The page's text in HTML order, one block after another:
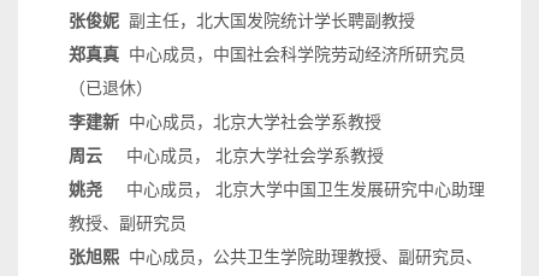
张俊妮 副主任，北大国发院统计学长聘副教授
郑真真 中心成员，中国社会科学院劳动经济所研究员
（已退休）
李建新 中心成员，北京大学社会学系教授
周云 中心成员， 北京大学社会学系教授
姚尧
中心成员， 北京大学中国卫生发展研究中心助理
教授、副研究员
张旭熙 中心成员，公共卫生学院助理教授、副研究员、